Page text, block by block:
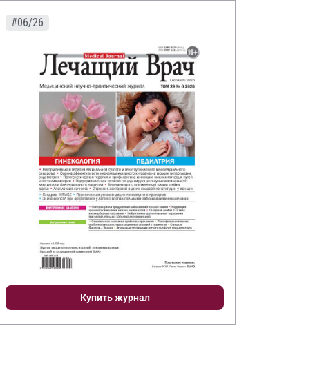
#06/26
Купить журнал